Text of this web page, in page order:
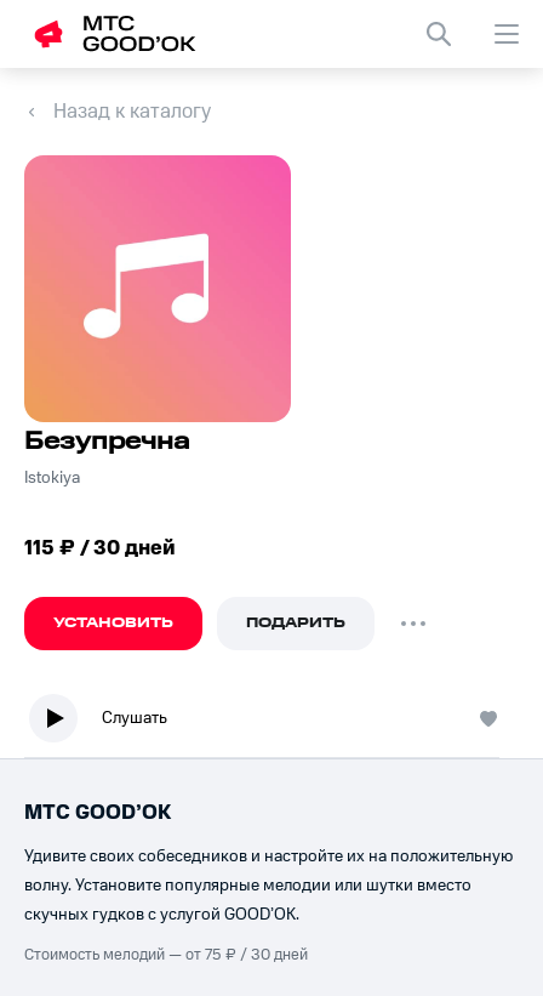
Назад к каталогу
Безупречна
Istokiya
115 ₽ / 30 дней
УСТАНОВИТЬ ПОДАРИТЬ
Слушать
МТС GOOD’OK
Удивите своих собеседников и настройте их на положительную
волну. Установите популярные мелодии или шутки вместо
скучных гудков с услугой GOOD’OK.
Стоимость мелодий — от 75 ₽ / 30 дней